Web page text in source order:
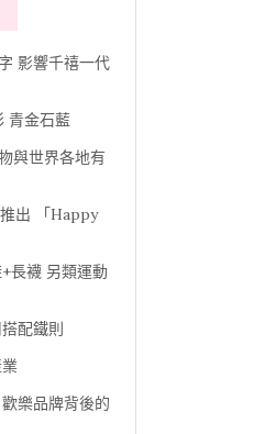
影響千禧一代
青金石藍
與世界各地有
出 「Happy
長襪 另類運動
配鐵則
樂品牌背後的